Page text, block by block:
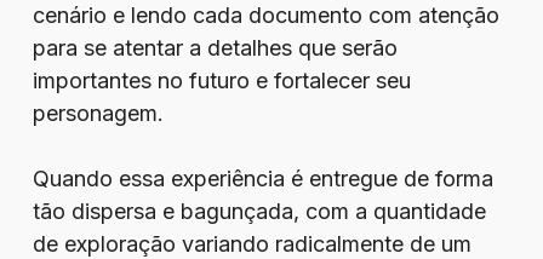
cenário e lendo cada documento com atenção
para se atentar a detalhes que serão
importantes no futuro e fortalecer seu
personagem.
Quando essa experiência é entregue de forma
tão dispersa e bagunçada, com a quantidade
de exploração variando radicalmente de um